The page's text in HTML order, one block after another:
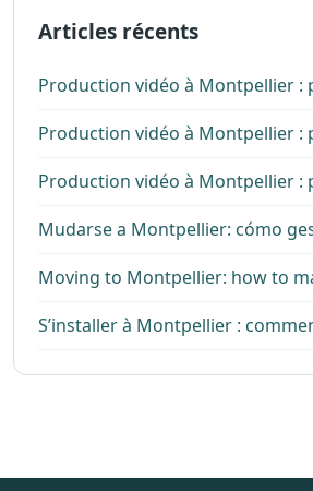
Articles récents
Production vidéo à Montpellier :
Production vidéo à Montpellier :
Production vidéo à Montpellier :
Mudarse a Montpellier: cómo
Moving to Montpellier: how to
S’installer à Montpellier :